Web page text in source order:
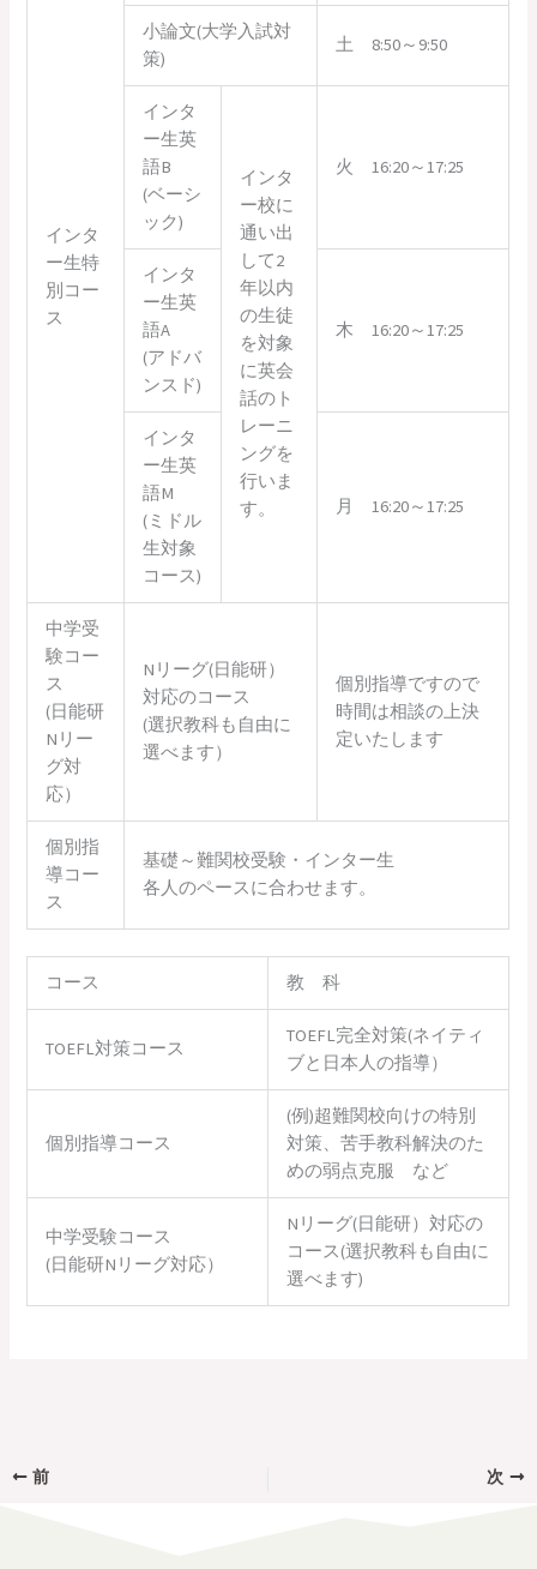
インタ
ー生特
別コー
ス
小論文(大学入試対
策)
土 8:50～9:50
インタ
ー生英
語B
(ベーシ
ック)
インタ
ー校に
通い出
して2
年以内
の生徒
を対象
に英会
話のト
レーニ
ングを
行いま
す。
火 16:20～17:25
インタ
ー生英
語A
(アドバ
ンスド)
木 16:20～17:25
インタ
ー生英
語M
(ミドル
生対象
コース)
月 16:20～17:25
中学受
験コー
ス
(日能研
Nリー
グ対
応）
Nリーグ(日能研）
対応のコース
(選択教科も自由に
選べます）
個別指導ですので
時間は相談の上決
定いたします
個別指
導コー
ス
基礎～難関校受験・インター生
各人のペースに合わせます。
コース 教 科
TOEFL対策コース
TOEFL完全対策(ネイティ
ブと日本人の指導）
個別指導コース
(例)超難関校向けの特別
対策、苦手教科解決のた
めの弱点克服 など
中学受験コース
(日能研Nリーグ対応）
Nリーグ(日能研）対応の
コース(選択教科も自由に
選べます)
前 次